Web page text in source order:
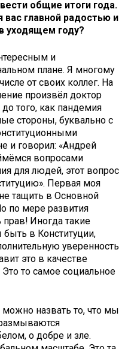
общие итоги года.
вас главной радостью и
уходящем году?
и
плане. Я многому
от своих коллег. На
произвёл доктор
того, как пандемия
стороны, буквально с
и говорил: «Андрей
вопросами
для людей, этот вопрос
Первая моя
тащить в Основной
по мере развития
Иногда такие
в Конституции,
уверенность
это в качестве
Это то самое социальное
назвать то, что мы
о добре и зле.